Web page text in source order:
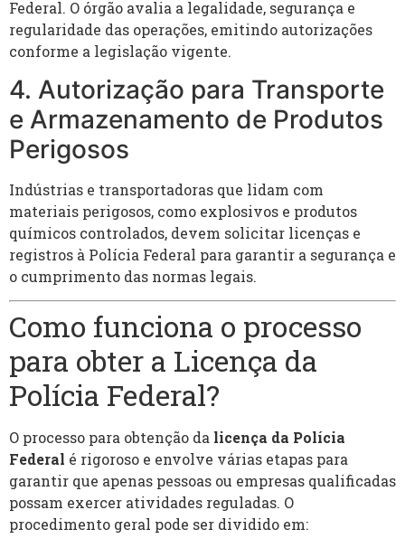
Federal. O órgão avalia a legalidade, segurança e
regularidade das operações, emitindo autorizações
conforme a legislação vigente.
4. Autorização para Transporte
e Armazenamento de Produtos
Perigosos
Indústrias e transportadoras que lidam com
materiais perigosos, como explosivos e produtos
químicos controlados, devem solicitar licenças e
registros à Polícia Federal para garantir a segurança e
o cumprimento das normas legais.
Como funciona o processo
para obter a Licença da
Polícia Federal?
O processo para obtenção da licença da Polícia
Federal é rigoroso e envolve várias etapas para
garantir que apenas pessoas ou empresas qualificadas
possam exercer atividades reguladas. O
procedimento geral pode ser dividido em: